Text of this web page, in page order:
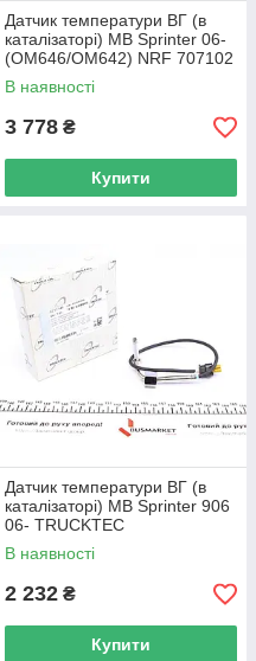
Датчик температури ВГ (в
каталізаторі) MB Sprinter 06-
(OM646/OM642) NRF 707102
UA62
В наявності
3 778 ₴
Купити
Датчик температури ВГ (в
каталізаторі) MB Sprinter 906
06- TRUCKTEC
AUTOMOTIVE 02.17.146
UA62
В наявності
2 232 ₴
Купити